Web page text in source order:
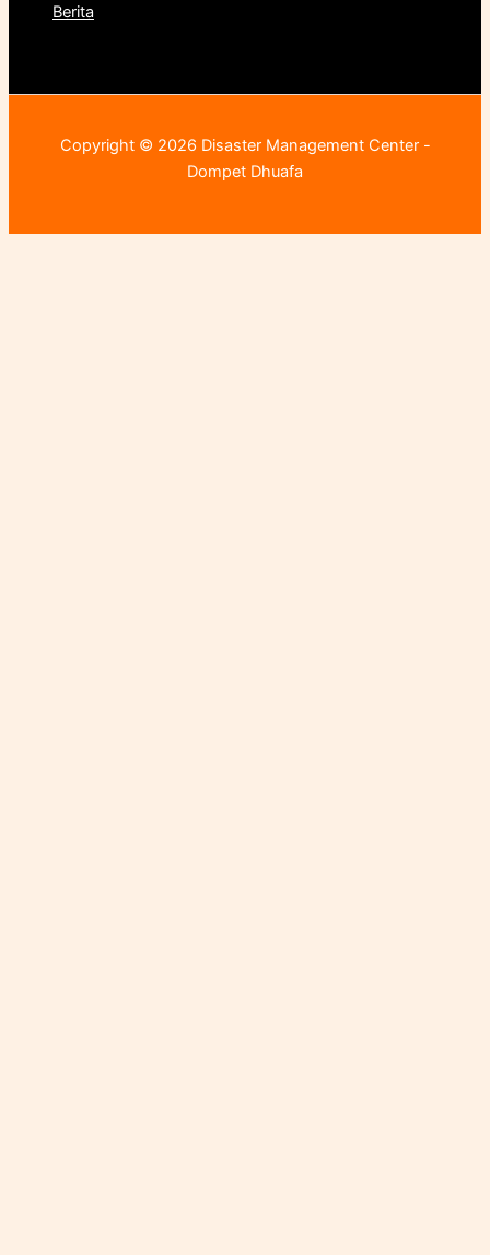
Berita
Copyright © 2026 Disaster Management Center -
Dompet Dhuafa